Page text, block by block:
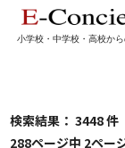
小学校・中学校・高校か
検索結果： 3448 件
288ページ中 2ペー